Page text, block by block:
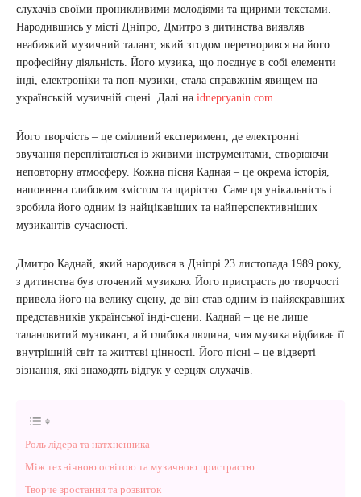
слухачів своїми проникливими мелодіями та щирими текстами.
Народившись у місті Дніпро, Дмитро з дитинства виявляв
неабиякий музичний талант, який згодом перетворився на його
професійну діяльність. Його музика, що поєднує в собі елементи
інді, електроніки та поп-музики, стала справжнім явищем на
українській музичній сцені. Далі на idnepryanin.com.
Його творчість – це сміливий експеримент, де електронні
звучання переплітаються із живими інструментами, створюючи
неповторну атмосферу. Кожна пісня Кадная – це окрема історія,
наповнена глибоким змістом та щирістю. Саме ця унікальність і
зробила його одним із найцікавіших та найперспективніших
музикантів сучасності.
Дмитро Каднай, який народився в Дніпрі 23 листопада 1989 року,
з дитинства був оточений музикою. Його пристрасть до творчості
привела його на велику сцену, де він став одним із найяскравіших
представників української інді-сцени. Каднай – це не лише
талановитий музикант, а й глибока людина, чия музика відбиває її
внутрішній світ та життєві цінності. Його пісні – це відверті
зізнання, які знаходять відгук у серцях слухачів.
Роль лідера та натхненника
Між технічною освітою та музичною пристрастю
Творче зростання та розвиток